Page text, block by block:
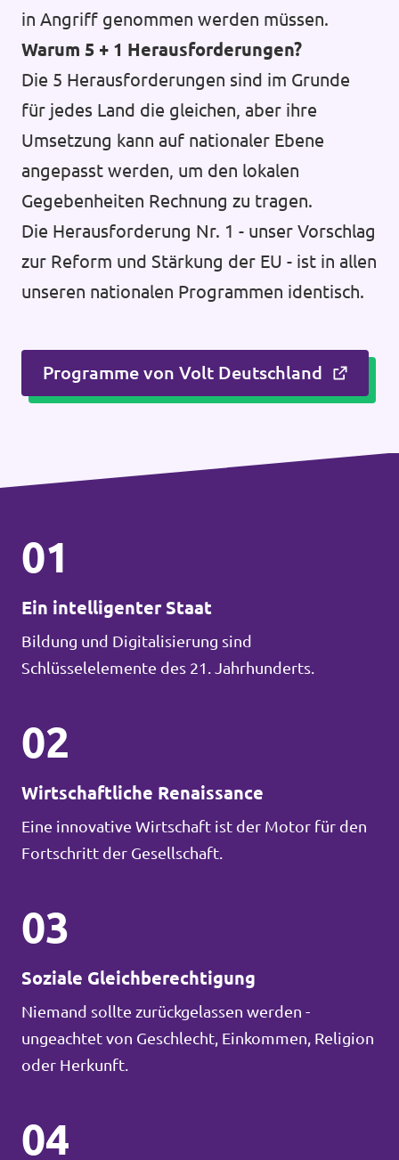
in Angriff genommen werden müssen.
Warum 5 + 1 Herausforderungen?
Die 5 Herausforderungen sind im Grunde
für jedes Land die gleichen, aber ihre
Umsetzung kann auf nationaler Ebene
angepasst werden, um den lokalen
Gegebenheiten Rechnung zu tragen.
Die Herausforderung Nr. 1 - unser Vorschlag
zur Reform und Stärkung der EU - ist in allen
unseren nationalen Programmen identisch.
Programme von Volt Deutschland
01
Ein intelligenter Staat
Bildung und Digitalisierung sind
Schlüsselelemente des 21. Jahrhunderts.
02
Wirtschaftliche Renaissance
Eine innovative Wirtschaft ist der Motor für den
Fortschritt der Gesellschaft.
03
Soziale Gleichberechtigung
Niemand sollte zurückgelassen werden -
ungeachtet von Geschlecht, Einkommen, Religion
oder Herkunft.
04